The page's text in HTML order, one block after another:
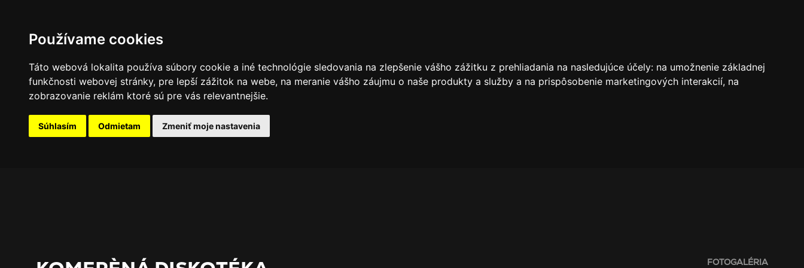
Používame cookies
Táto webová lokalita používa súbory cookie a iné technológie sledovania na zlepšenie vášho zážitku z prehliadania na nasledujúce účely: na umožnenie základnej
funkčnosti webovej stránky, pre lepší zážitok na webe, na meranie vášho záujmu o naše produkty a služby a na prispôsobenie marketingových interakcií, na
zobrazovanie reklám ktoré sú pre vás relevantnejšie.
Súhlasím Odmietam Zmeniť moje nastavenia
FOTOGALÉRIA